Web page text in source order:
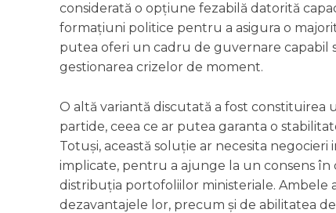
considerată o opțiune fezabilă datorită
formațiuni politice pentru a asigura o
putea oferi un cadru de guvernare capabil
gestionarea crizelor de moment.
O altă variantă discutată a fost
partide, ceea ce ar putea garanta o
Totuși, această soluție ar necesita
implicate, pentru a ajunge la un consens
distribuția portofoliilor ministeriale.
dezavantajele lor, precum și de abilitatea